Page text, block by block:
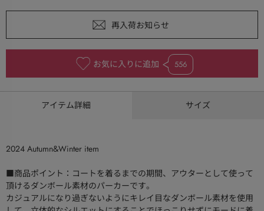
お気に入りに追加 556
アイテム詳細 サイズ
2024 Autumn&Winter item
■商品ポイント：コートを着るまでの期間、アウターとして使って
頂けるダンボール素材のパーカーです。
カジュアルになり過ぎないようにキレイ目なダンボール素材を使用